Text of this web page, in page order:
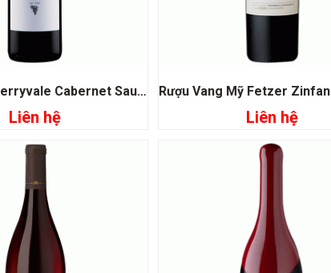
Đọc tiếp
Rượu Vang Merryvale Cabernet Sauvignon
Liên hệ
Đọc tiếp
Liên hệ